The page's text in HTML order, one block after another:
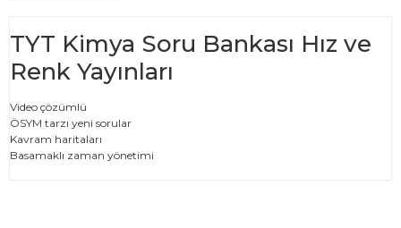
TYT Kimya Soru Bankası Hız ve
Renk Yayınları
Video çözümlü
ÖSYM tarzı yeni sorular
Kavram haritaları
Basamaklı zaman yönetimi